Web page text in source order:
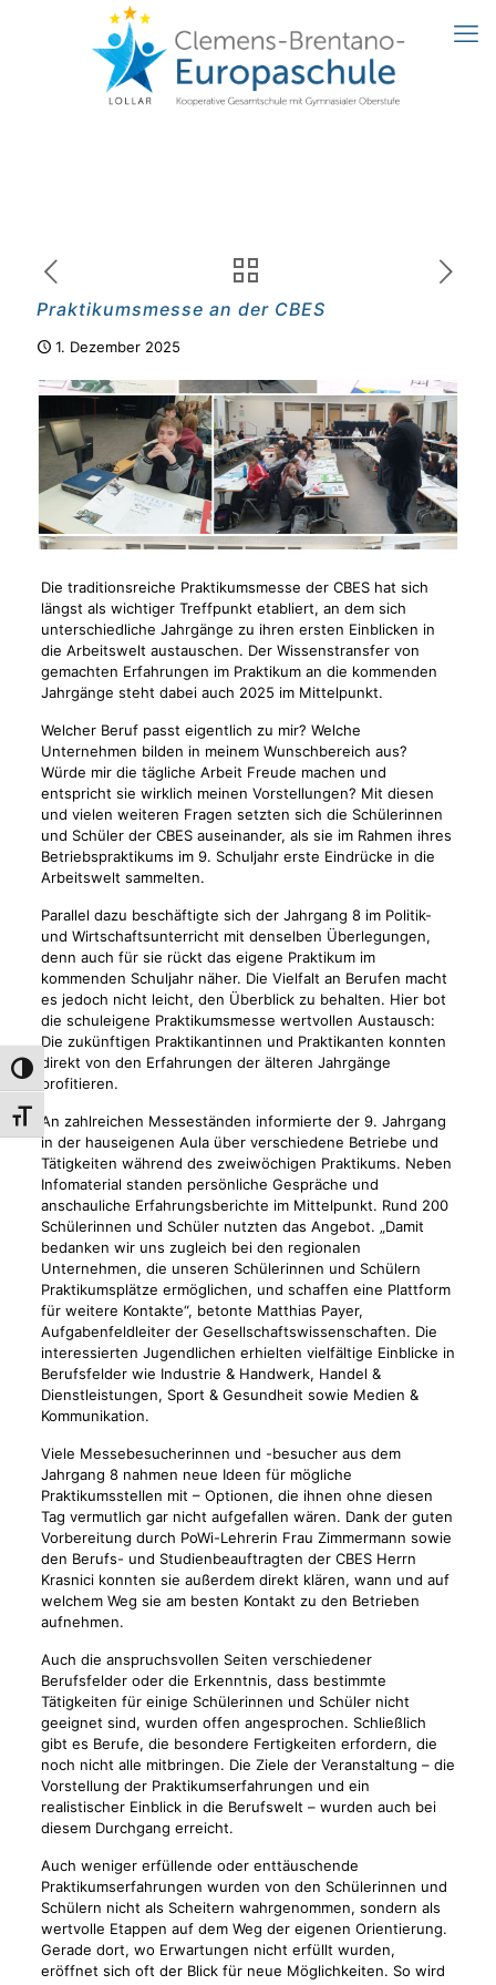
Umschalten auf hohe Kontraste
Schrift vergrößern
Praktikumsmesse an der CBES
1. Dezember 2025
Die traditionsreiche Praktikumsmesse der CBES hat sich
längst als wichtiger Treffpunkt etabliert, an dem sich
unterschiedliche Jahrgänge zu ihren ersten Einblicken in
die Arbeitswelt austauschen. Der Wissenstransfer von
gemachten Erfahrungen im Praktikum an die kommenden
Jahrgänge steht dabei auch 2025 im Mittelpunkt.
Welcher Beruf passt eigentlich zu mir? Welche
Unternehmen bilden in meinem Wunschbereich aus?
Würde mir die tägliche Arbeit Freude machen und
entspricht sie wirklich meinen Vorstellungen? Mit diesen
und vielen weiteren Fragen setzten sich die Schülerinnen
und Schüler der CBES auseinander, als sie im Rahmen ihres
Betriebspraktikums im 9. Schuljahr erste Eindrücke in die
Arbeitswelt sammelten.
Parallel dazu beschäftigte sich der Jahrgang 8 im Politik-
und Wirtschaftsunterricht mit denselben Überlegungen,
denn auch für sie rückt das eigene Praktikum im
kommenden Schuljahr näher. Die Vielfalt an Berufen macht
es jedoch nicht leicht, den Überblick zu behalten. Hier bot
die schuleigene Praktikumsmesse wertvollen Austausch:
Die zukünftigen Praktikantinnen und Praktikanten konnten
direkt von den Erfahrungen der älteren Jahrgänge
profitieren.
An zahlreichen Messeständen informierte der 9. Jahrgang
in der hauseigenen Aula über verschiedene Betriebe und
Tätigkeiten während des zweiwöchigen Praktikums. Neben
Infomaterial standen persönliche Gespräche und
anschauliche Erfahrungsberichte im Mittelpunkt. Rund 200
Schülerinnen und Schüler nutzten das Angebot. „Damit
bedanken wir uns zugleich bei den regionalen
Unternehmen, die unseren Schülerinnen und Schülern
Praktikumsplätze ermöglichen, und schaffen eine Plattform
für weitere Kontakte“, betonte Matthias Payer,
Aufgabenfeldleiter der Gesellschaftswissenschaften. Die
interessierten Jugendlichen erhielten vielfältige Einblicke in
Berufsfelder wie Industrie & Handwerk, Handel &
Dienstleistungen, Sport & Gesundheit sowie Medien &
Kommunikation.
Viele Messebesucherinnen und -besucher aus dem
Jahrgang 8 nahmen neue Ideen für mögliche
Praktikumsstellen mit – Optionen, die ihnen ohne diesen
Tag vermutlich gar nicht aufgefallen wären. Dank der guten
Vorbereitung durch PoWi-Lehrerin Frau Zimmermann sowie
den Berufs- und Studienbeauftragten der CBES Herrn
Krasnici konnten sie außerdem direkt klären, wann und auf
welchem Weg sie am besten Kontakt zu den Betrieben
aufnehmen.
Auch die anspruchsvollen Seiten verschiedener
Berufsfelder oder die Erkenntnis, dass bestimmte
Tätigkeiten für einige Schülerinnen und Schüler nicht
geeignet sind, wurden offen angesprochen. Schließlich
gibt es Berufe, die besondere Fertigkeiten erfordern, die
noch nicht alle mitbringen. Die Ziele der Veranstaltung – die
Vorstellung der Praktikumserfahrungen und ein
realistischer Einblick in die Berufswelt – wurden auch bei
diesem Durchgang erreicht.
Auch weniger erfüllende oder enttäuschende
Praktikumserfahrungen wurden von den Schülerinnen und
Schülern nicht als Scheitern wahrgenommen, sondern als
wertvolle Etappen auf dem Weg der eigenen Orientierung.
Gerade dort, wo Erwartungen nicht erfüllt wurden,
eröffnet sich oft der Blick für neue Möglichkeiten. So wird